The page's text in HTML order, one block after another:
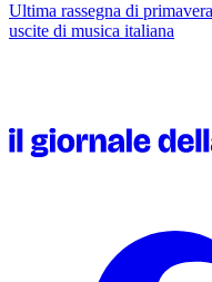
Ultima rassegna di
uscite di musica italiana